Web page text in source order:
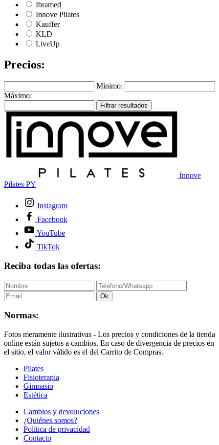
Ibramed
Innove Pilates
Kauffer
KLD
LiveUp
Precios:
Mínimo:
Máximo:
Filtrar resultados
Innove
Pilates PY
Instagram
Facebook
YouTube
TikTok
Reciba todas las ofertas:
Ok
Normas:
Fotos meramente ilustrativas - Los precios y condiciones de la tienda
online están sujetos a cambios. En caso de divergencia de precios en
el sitio, el valor válido es el del Carrito de Compras.
Pilates
Fisioterapia
Gimnasio
Estética
Cambios y devoluciones
¿Quiénes somos?
Política de privacidad
Contacto